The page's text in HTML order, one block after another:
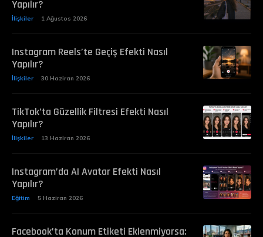
Yapılır?
İlişkiler 1 Ağustos 2026
Instagram Reels’te Geçiş Efekti Nasıl
Yapılır?
İlişkiler 30 Haziran 2026
TikTok’ta Güzellik Filtresi Efekti Nasıl
Yapılır?
İlişkiler 13 Haziran 2026
Instagram’da AI Avatar Efekti Nasıl
Yapılır?
Eğitim 5 Haziran 2026
Facebook’ta Konum Etiketi Eklenmiyorsa: